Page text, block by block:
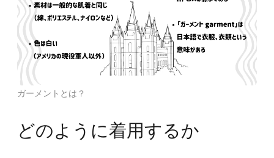
ガーメントとは？
どのように着用するか